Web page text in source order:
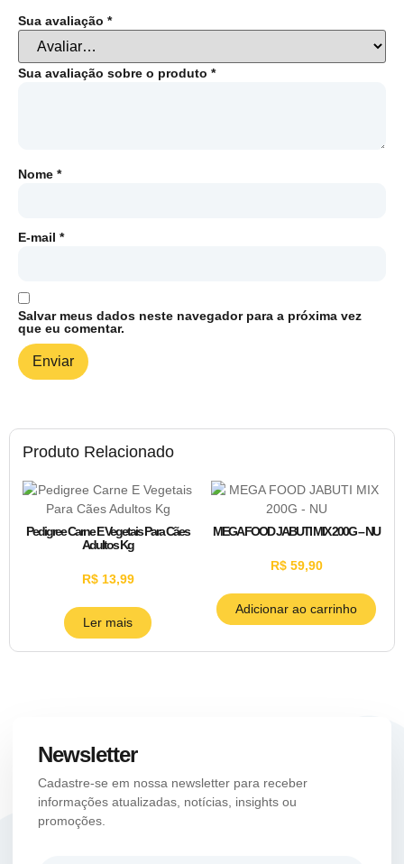
Produto Relacionado
Pedigree Carne E Vegetais Para Cães
Adultos Kg
R$13,99
Ler mais
MEGA FOOD JABUTI MIX 200G – NU
R$59,90
Adicionar ao carrinho
Sua avaliação *
Sua avaliação sobre o produto *
Nome *
E-mail *
Salvar meus dados neste navegador para a próxima vez
que eu comentar.
Newsletter
Cadastre-se em nossa newsletter para receber
informações atualizadas, notícias, insights ou
promoções.